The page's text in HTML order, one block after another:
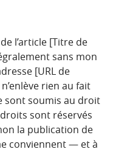
l’article [Titre de
sans mon
[URL de
rien au fait
sont soumis au droit
droits sont réservés
la publication de
conviennent — et à